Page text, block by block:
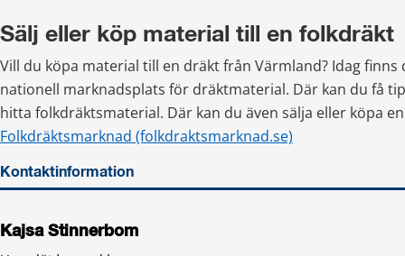
Sälj eller köp material till en folkdräkt
Vill du köpa material till en dräkt från Värmland? Idag finns
nationell marknadsplats för dräktmaterial. Där kan du få
hitta folkdräktsmaterial. Där kan du även sälja eller köpa
Folkdräktsmarknad (folkdraktsmarknad.se)
Kontaktinformation
Kajsa Stinnerbom